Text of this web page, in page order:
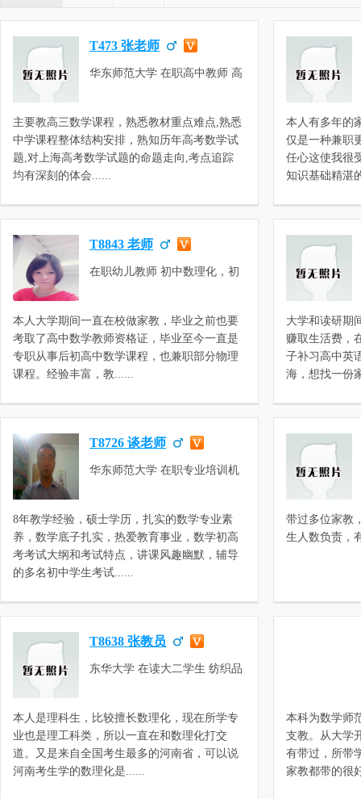
T473 张老师
华东师范大学 在职高中教师 高
主要教高三数学课程，熟悉教材重点难点,熟悉
中学课程整体结构安排，熟知历年高考数学试
题,对上海高考数学试题的命题走向,考点追踪
均有深刻的体会......
本人有多年的
仅是一种兼职
任心这使我很
知识基础精湛
T8843 老师
在职幼儿教师 初中数理化，初
学，高一物理，高三数学
本人大学期间一直在校做家教，毕业之前也要
考取了高中数学教师资格证，毕业至今一直是
专职从事后初高中数学课程，也兼职部分物理
课程。经验丰富，教......
大学和读研期
赚取生活费，
子补习高中英
海，想找一份
T8726 谈老师
华东师范大学 在职专业培训机
学，初三数学，中考心里辅导，
初中数学，高一数学，高二数
学，高三数学，三校生数学，高
8年教学经验，硕士学历，扎实的数学专业素
养，数学底子扎实，热爱教育事业，数学初高
考考试大纲和考试特点，讲课风趣幽默，辅导
的多名初中学生考试......
带过多位家教
生人数负责，
T8638 张教员
东华大学 在读大二学生 纺织品
本人是理科生，比较擅长数理化，现在所学专
业也是理工科类，所以一直在和数理化打交
道。又是来自全国考生最多的河南省，可以说
河南考生学的数理化是......
本科为数学师
支教。从大学
有带过，所带
家教都带的很